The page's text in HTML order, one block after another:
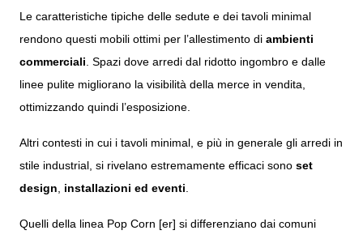
Le caratteristiche tipiche delle sedute e dei tavoli minimal
rendono questi mobili ottimi per l’allestimento di ambienti
commerciali. Spazi dove arredi dal ridotto ingombro e dalle
linee pulite migliorano la visibilità della merce in vendita,
ottimizzando quindi l’esposizione.
Altri contesti in cui i tavoli minimal, e più in generale gli arredi in
stile industrial, si rivelano estremamente efficaci sono set
design, installazioni ed eventi.
Quelli della linea Pop Corn [er] si differenziano dai comuni